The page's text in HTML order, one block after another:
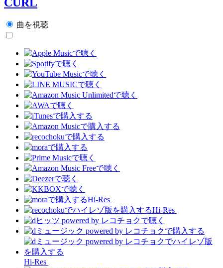
曲を視聴
Hi-Res
Hi-Res
Hi-Res